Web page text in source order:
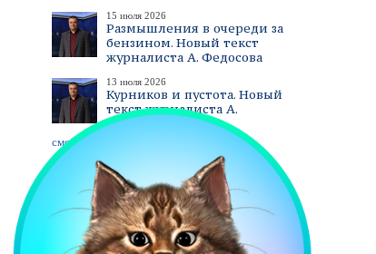
15 июля 2026
Размышления в очереди за
бензином. Новый текст
журналиста А. Федосова
13 июля 2026
Курников и пустота. Новый
текст журналиста А.
Федосова
смотреть все